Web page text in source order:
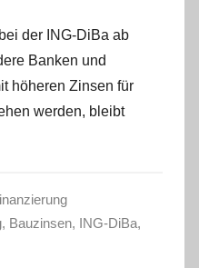
der ING-DiBa ab
Banken und
höheren Zinsen für
werden, bleibt
, Bauzinsen, ING-DiBa,